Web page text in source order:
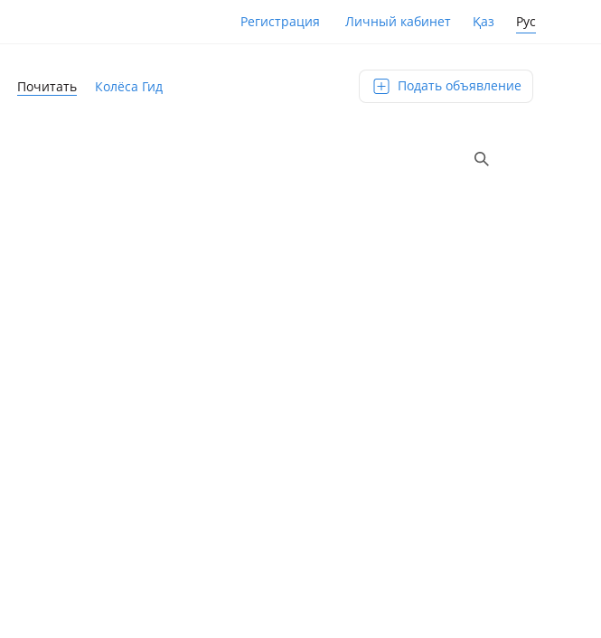
Регистрация Личный кабинет Қаз Рус
Почитать Колёса Гид Подать объявление